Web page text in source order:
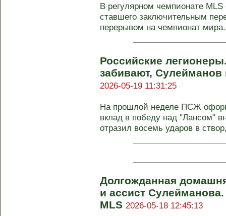
В регулярном чемпионате
ставшего заключительным
перерывом на чемпионат
Российские
забивают, Сулейманов
2026-05-19 11:31:25
На прошлой неделе ПСЖ
вклад в победу над "Лансом"
отразил восемь ударов в
Долгожданная
и ассист
MLS 2026-05-18 12:45:13